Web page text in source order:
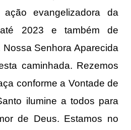
evangelizadora da
2023 e também de
Senhora Aparecida
caminhada. Rezemos
conforme a Vontade de
ilumine a todos para
de Deus. Estamos no